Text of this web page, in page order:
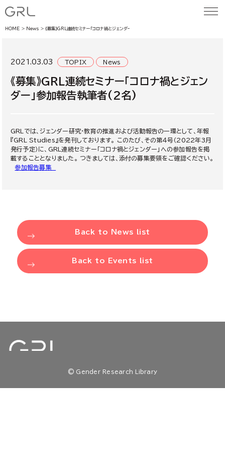
HOME News 《募集》GRL連続セミナー「コロナ禍とジェンダー」参加報告執筆者(2名)
2021.03.03 TOPIX News
《募集》GRL連続セミナー「コロナ禍とジェン
ダー」参加報告執筆者(2名)
GRLでは、ジェンダー研究・教育の推進および活動報告の一環として、年報
『GRL Studies』を発刊しております。 このたび、その第４号（2022年3月
発行予定）に、GRL連続セミナー「コロナ禍とジェンダー」への参加報告を掲
載することとなりました。 つきましては、添付の募集要領をご確認ください。
参加報告募集
Back to News list
Back to Events list
© Gender Research Library